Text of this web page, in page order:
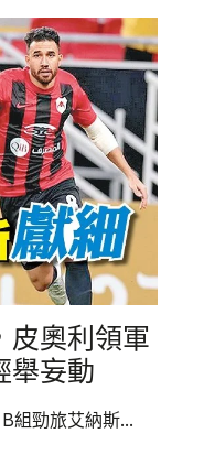
皮奧利領軍
舉妄動
組勁旅艾納斯...